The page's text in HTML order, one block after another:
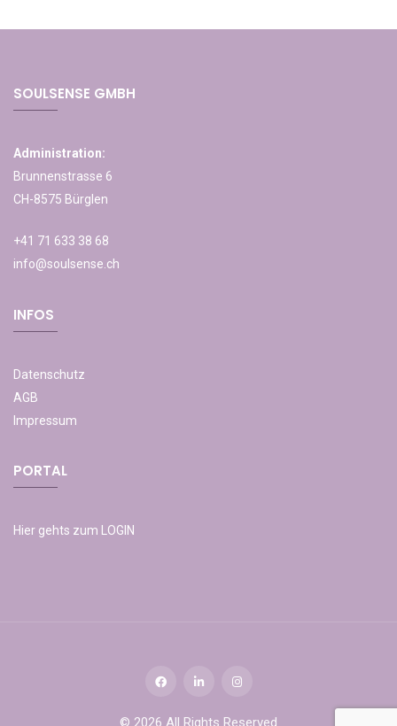
SOULSENSE GMBH
Administration:
Brunnenstrasse 6
CH-8575 Bürglen
+41 71 633 38 68
info@soulsense.ch
INFOS
Datenschutz
AGB
Impressum
PORTAL
Hier gehts zum LOGIN
© 2026 All Rights Reserved